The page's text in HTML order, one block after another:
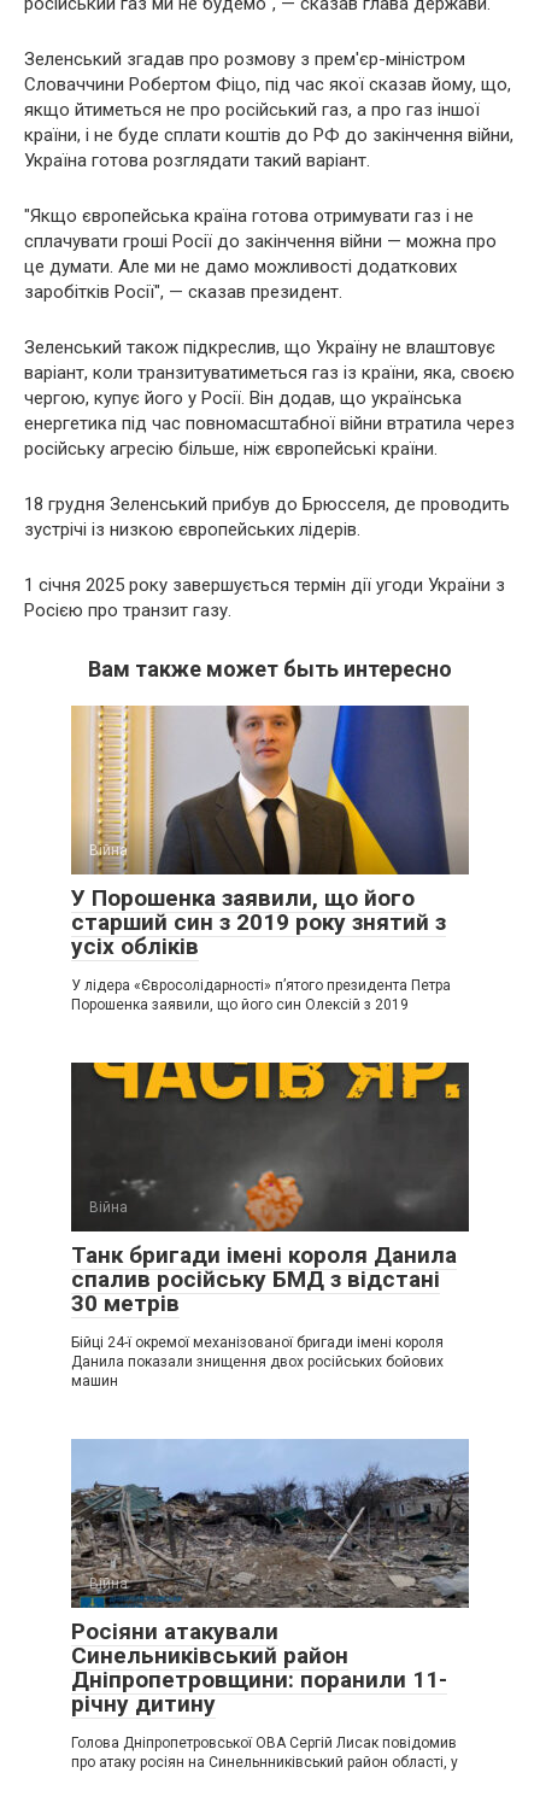
Зеленський згадав про розмову з прем'єр-міністром
Словаччини Робертом Фіцо, під час якої сказав йому, що,
якщо йтиметься не про російський газ, а про газ іншої
країни, і не буде сплати коштів до РФ до закінчення війни,
Україна готова розглядати такий варіант.
"Якщо європейська країна готова отримувати газ і не
сплачувати гроші Росії до закінчення війни — можна про
це думати. Але ми не дамо можливості додаткових
заробітків Росії", — сказав президент.
Зеленський також підкреслив, що Україну не влаштовує
варіант, коли транзитуватиметься газ із країни, яка, своєю
чергою, купує його у Росії. Він додав, що українська
енергетика під час повномасштабної війни втратила через
російську агресію більше, ніж європейські країни.
18 грудня Зеленський прибув до Брюсселя, де проводить
зустрічі із низкою європейських лідерів.
1 січня 2025 року завершується термін дії угоди України з
Росією про транзит газу.
Вам также может быть интересно
Війна
У Порошенка заявили, що його
старший син з 2019 року знятий з
усіх обліків
У лідера «Євросолідарності» п’ятого президента Петра
Порошенка заявили, що його син Олексій з 2019
Війна
Танк бригади імені короля Данила
спалив російську БМД з відстані
30 метрів
Бійці 24-ї окремої механізованої бригади імені короля
Данила показали знищення двох російських бойових
машин
Війна
Росіяни атакували
Синельниківський район
Дніпропетровщини: поранили 11-
річну дитину
Голова Дніпропетровської ОВА Сергій Лисак повідомив
про атаку росіян на Синельнниківський район області, у